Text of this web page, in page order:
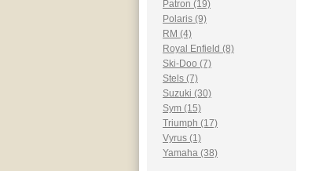
Patron (19)
Polaris (9)
RM (4)
Royal Enfield (8)
Ski-Doo (7)
Stels (7)
Suzuki (30)
Sym (15)
Triumph (17)
Vyrus (1)
Yamaha (38)